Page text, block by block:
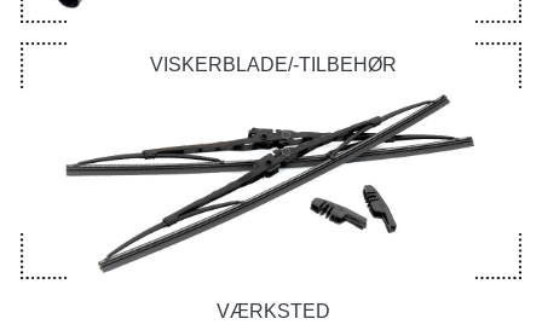
VISKERBLADE/-TILBEHØR
VÆRKSTED